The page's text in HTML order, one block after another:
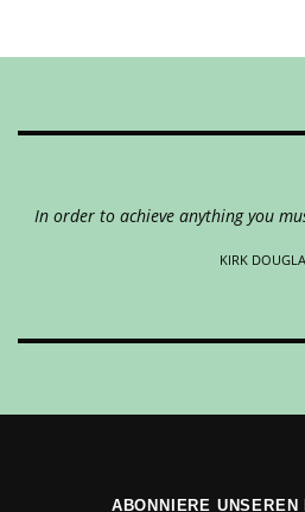
In order to achieve anything you
KIRK
ABONNIERE UNSEREN